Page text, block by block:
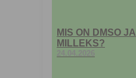
MIS ON DMSO JA
MILLEKS?
24.04.2026